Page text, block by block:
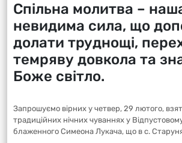
Спільна молитва –
невидима сила, що
долати труднощі,
темряву довкола та
Боже світло.
Запрошуємо вірних у четвер, 29 лютого,
традиційних нічних чуваннях у
блаженного Симеона Лукача, що в с.